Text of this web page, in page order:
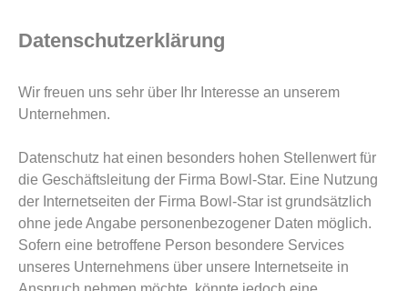
Datenschutzerklärung
Wir freuen uns sehr über Ihr Interesse an unserem
Unternehmen.
Datenschutz hat einen besonders hohen Stellenwert für
die Geschäftsleitung der Firma Bowl-Star. Eine Nutzung
der Internetseiten der Firma Bowl-Star ist grundsätzlich
ohne jede Angabe personenbezogener Daten möglich.
Sofern eine betroffene Person besondere Services
unseres Unternehmens über unsere Internetseite in